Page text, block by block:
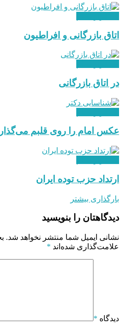
اتاق بازرگانی و افراطیون
در اتاق بازرگانی
عکس امام را روی قلبم
ارتداد حزب توده ایران
بارگذاری بیشتر
دیدگاهتان را بنویسید
نشانی ایمیل شما منتشر نخواهد شد.
علامت‌گذاری شده‌اند *
دیدگاه *